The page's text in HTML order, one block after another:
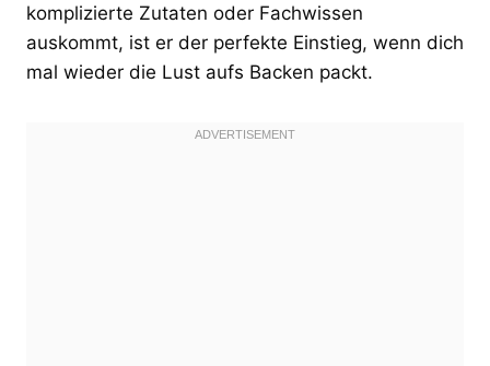
komplizierte Zutaten oder Fachwissen
auskommt, ist er der perfekte Einstieg, wenn dich
mal wieder die Lust aufs Backen packt.